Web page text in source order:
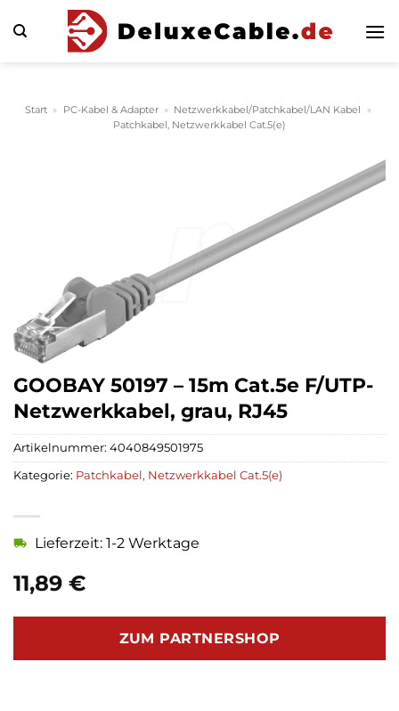
Inhalt
Start » PC-Kabel & Adapter » Netzwerkkabel/Patchkabel/LAN Kabel
»
Patchkabel, Netzwerkkabel Cat.5(e)
GOOBAY 50197 – 15m Cat.5e F/UTP-
Netzwerkkabel, grau, RJ45
11,89 €
Lieferzeit: 1-2 Werktage
ZUM PARTNERSHOP
Artikelnummer: 4040849501975
Kategorie: Patchkabel, Netzwerkkabel Cat.5(e)